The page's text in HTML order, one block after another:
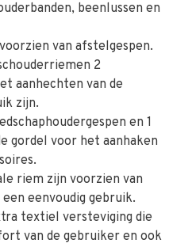
beenlussen en
van afstelgespen.
2
aanhechten van de
zijn.
en 1
gordel voor het aanhaken
riem zijn voorzien van
eenvoudig gebruik.
textiel versteviging die
van de gebruiker en ook